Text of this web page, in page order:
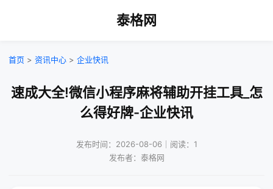
泰格网
首页 > 资讯中心 > 企业快讯
速成大全!微信小程序麻将辅助开挂工具_怎
么得好牌-企业快讯
发布时间：2026-08-06｜阅读：1
发布者：泰格网